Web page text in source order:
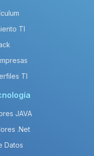
TI
TI
JAVA
.Net
Datos